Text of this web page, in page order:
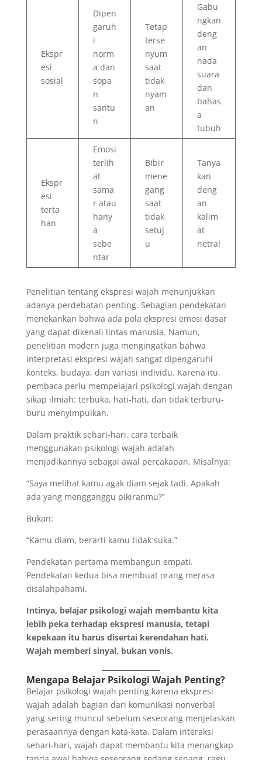
Ekspr
esi
sosial
Dipen
garuh
i
norm
a dan
sopa
n
santu
n
Tetap
terse
nyum
saat
tidak
nyam
an
Gabu
ngkan
deng
an
nada
suara
dan
bahas
a
tubuh
Ekspr
esi
terta
han
Emosi
terlih
at
sama
r atau
hany
a
sebe
ntar
Bibir
mene
gang
saat
tidak
setuj
u
Tanya
kan
deng
an
kalim
at
netral
Penelitian tentang ekspresi wajah menunjukkan
adanya perdebatan penting. Sebagian pendekatan
menekankan bahwa ada pola ekspresi emosi dasar
yang dapat dikenali lintas manusia. Namun,
penelitian modern juga mengingatkan bahwa
interpretasi ekspresi wajah sangat dipengaruhi
konteks, budaya, dan variasi individu. Karena itu,
pembaca perlu mempelajari psikologi wajah dengan
sikap ilmiah: terbuka, hati-hati, dan tidak terburu-
buru menyimpulkan.
Dalam praktik sehari-hari, cara terbaik
menggunakan psikologi wajah adalah
menjadikannya sebagai awal percakapan. Misalnya:
“Saya melihat kamu agak diam sejak tadi. Apakah
ada yang mengganggu pikiranmu?”
Bukan:
“Kamu diam, berarti kamu tidak suka.”
Pendekatan pertama membangun empati.
Pendekatan kedua bisa membuat orang merasa
disalahpahami.
Intinya, belajar psikologi wajah membantu kita
lebih peka terhadap ekspresi manusia, tetapi
kepekaan itu harus disertai kerendahan hati.
Wajah memberi sinyal, bukan vonis.
Mengapa Belajar Psikologi Wajah Penting?
Belajar psikologi wajah penting karena ekspresi
wajah adalah bagian dari komunikasi nonverbal
yang sering muncul sebelum seseorang menjelaskan
perasaannya dengan kata-kata. Dalam interaksi
sehari-hari, wajah dapat membantu kita menangkap